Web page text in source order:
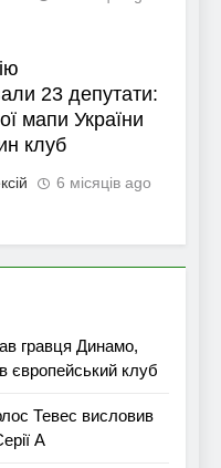
23 депутати:
мапи України
клуб
6 місяців ago
гравця Динамо,
європейський клуб
Тевес висловив
А